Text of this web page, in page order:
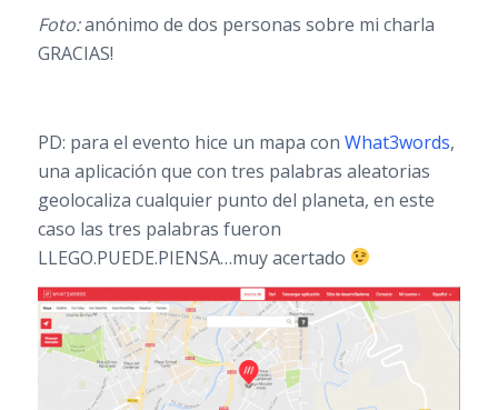
Foto:anónimo de dos personas sobre mi charla
GRACIAS!
PD: para el evento hice un mapa con What3words,
una aplicación que con tres palabras aleatorias
geolocaliza cualquier punto del planeta, en este
caso las tres palabras fueron
LLEGO.PUEDE.PIENSA…muy acertado